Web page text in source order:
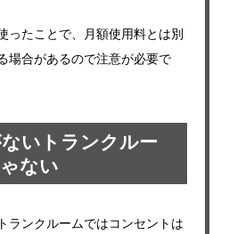
ったことで、月額使用料とは別
場合があるので注意が必要で
いトランクルー
ない
ランクルームではコンセントは